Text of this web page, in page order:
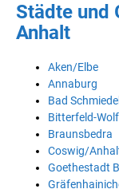
Städte und
Anhalt
Aken/Elbe
Annaburg
Bad
Bitterfeld-
Braunsbedra
Coswig/
Goethestadt